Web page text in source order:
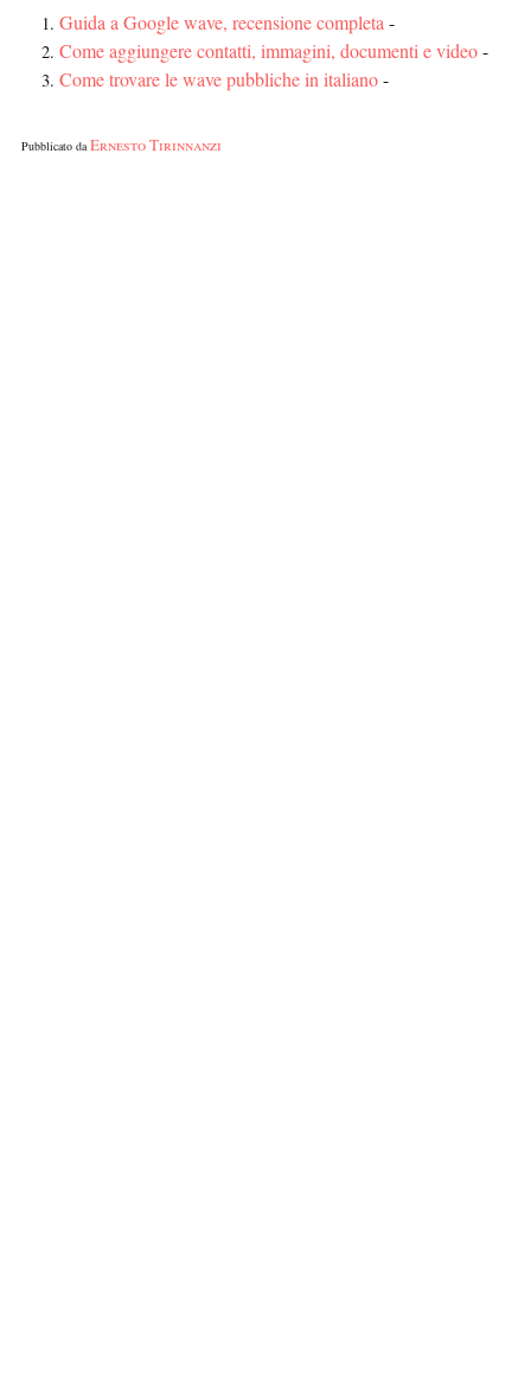
Guida a Google wave, recensione completa-
Come aggiungere contatti, immagini, documenti e video-
Come trovare le wave pubbliche in italiano-
Pubblicato da Ernesto Tirinnanzi